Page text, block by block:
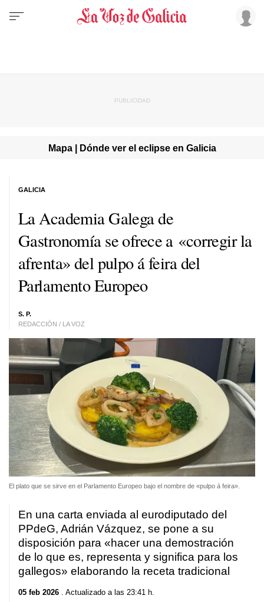
Mapa | Dónde ver el eclipse en Galicia
La Academia Galega de
Gastronomía se ofrece a «corregir la
afrenta» del pulpoá feiradel
Parlamento Europeo
S. P.
REDACCIÓN / LA VOZ
GALICIA
El plato que se sirve en el Parlamento Europeo bajo el nombre de «pulpo á feira».
En una carta enviada al eurodiputado del
PPdeG, Adrián Vázquez, se pone a su
disposición para «hacer una demostración
de lo que es, representa y significa para los
gallegos» elaborando la receta tradicional
05 feb 2026 . Actualizado a las 23:41 h.